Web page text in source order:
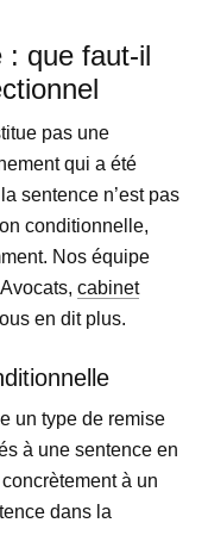
: que faut-il
pas une
qui a été
sentence n’est pas
conditionnelle,
Nos équipe
cabinet
en dit plus.
un type de remise
à une sentence en
à un
dans la